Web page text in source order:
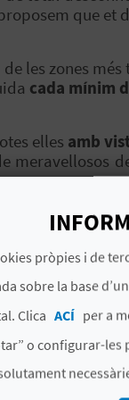
que et
les zones
cada mínim
elles amb
meravellosos
restaurant,
mentre
per a adults.
enllà. No ho
pròpies i de
sobre la base
Clica ACÍ per a
o configurar-les